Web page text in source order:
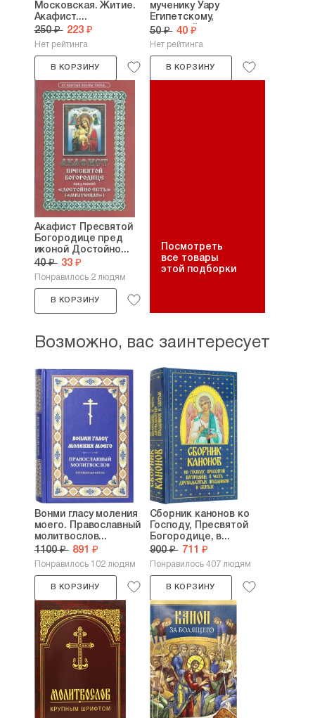
Московская. Житие.
Акафист....
250 ₽ 223 ₽
Нет рейтинга
В КОРЗИНУ
мученику Уару
Египетскому,
читаемый...
50 ₽ 40 ₽
Нет рейтинга
В КОРЗИНУ
Акафист Пресвятой
Богородице пред
иконой Достойно...
40 ₽ 33 ₽
Понравилось 2 людям
В КОРЗИНУ
Посмотреть
все товары
этой подборки
Возможно, вас заинтересует
Вонми гласу моления
моего. Православный
молитвослов...
1100 ₽ 891 ₽
Понравилось 102 людям
В КОРЗИНУ
Сборник канонов ко
Господу, Пресвятой
Богородице, в...
900 ₽ 711 ₽
Понравилось 407 людям
В КОРЗИНУ